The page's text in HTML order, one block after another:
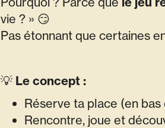
vie ? » 😏
Pas étonnant que certaines
💡 Le concept :
Réserve ta place (en bas
Rencontre, joue et